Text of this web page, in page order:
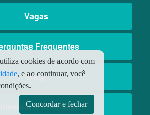
Vagas
Frequentes
Blog
Aniversário Premiado
cookies de acordo com
, e ao continuar, você
Concordar e fechar